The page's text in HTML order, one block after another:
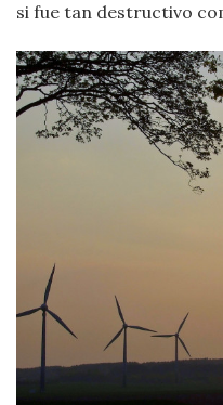
si fue tan destructivo